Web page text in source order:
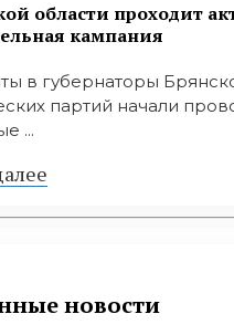
области проходит
кампания
в губернаторы
партий начали
...
новости